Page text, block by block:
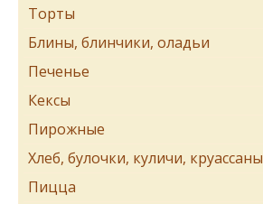
Торты
Блины, блинчики, оладьи
Печенье
Кексы
Пирожные
Хлеб, булочки, куличи, круассаны
Пицца